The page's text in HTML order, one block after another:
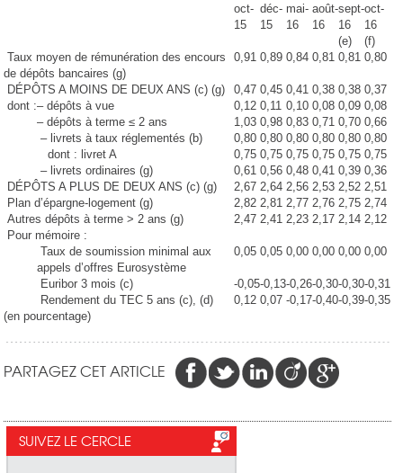
oct-
15
déc-
15
mai-
16
août-
16
sept-
16
(e)
oct-
16
(f)
Taux moyen de rémunération des encours
de dépôts bancaires (g)
0,91 0,89 0,84 0,81 0,81 0,80
DÉPÔTS A MOINS DE DEUX ANS (c) (g) 0,47 0,45 0,41 0,38 0,38 0,37
dont :– dépôts à vue 0,12 0,11 0,10 0,08 0,09 0,08
– dépôts à terme ≤ 2 ans
1,03 0,98 0,83 0,71 0,70 0,66
– livrets à taux réglementés (b)
0,80 0,80 0,80 0,80 0,80 0,80
dont : livret A
0,75 0,75 0,75 0,75 0,75 0,75
– livrets ordinaires (g)
0,61 0,56 0,48 0,41 0,39 0,36
DÉPÔTS A PLUS DE DEUX ANS (c) (g)
2,67 2,64 2,56 2,53 2,52 2,51
Plan d’épargne-logement (g)
2,82 2,81 2,77 2,76 2,75 2,74
Autres dépôts à terme > 2 ans (g)
2,47 2,41 2,23 2,17 2,14 2,12
Pour mémoire :
Taux de soumission minimal aux
appels d’offres Eurosystème
0,05 0,05 0,00 0,00 0,00 0,00
Euribor 3 mois (c) -0,05-0,13-0,26-0,30-0,30-0,31
Rendement du TEC 5 ans (c), (d)
0,12 0,07 -0,17-0,40-0,39-0,35
(en pourcentage)
PARTAGEZ CET ARTICLE
SUIVEZ LE CERCLE